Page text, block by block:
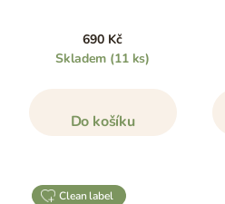
690 Kč
Skladem (11 ks)
Do košíku
clean label